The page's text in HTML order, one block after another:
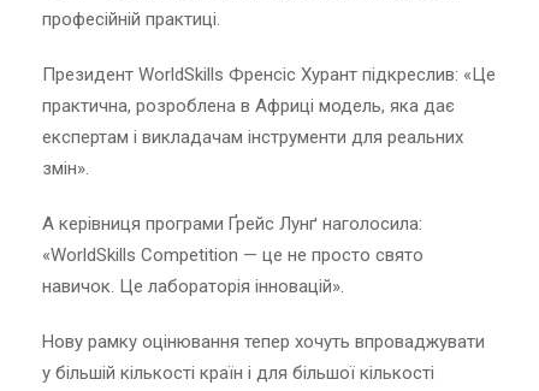
професійній практиці.
Президент WorldSkills Френсіс Хурант підкреслив: «Це
практична, розроблена в Африці модель, яка дає
експертам і викладачам інструменти для реальних
змін».
А керівниця програми Ґрейс Лунґ наголосила:
«WorldSkills Competition — це не просто свято
навичок. Це лабораторія інновацій».
Нову рамку оцінювання тепер хочуть впроваджувати
у більшій кількості країн і для більшої кількості